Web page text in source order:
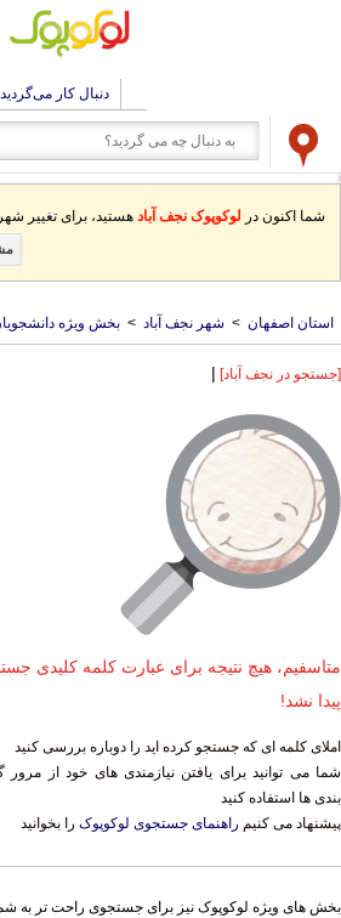
دنبال کار
شما اکنون در لوکوپوک نجف آباد هستید، برای تغییر شهر
استان اصفهان > شهر نجف آباد > بخش ویژه
[جستجو در نجف آباد] |
متاسفیم، هیچ نتیجه برای عبارت کلمه کلیدی
پیدا نشد!
املای کلمه ای که جستجو کرده اید را دوباره بررسی کنید
شما می توانید برای یافتن نیازمندی های خود از مرور
بندی ها استفاده کنید
پیشنهاد می کنیم راهنمای جستجوی لوکوپوک را بخوانید
بخش های ویژه لوکوپوک نیز برای جستجوی راحت تر به